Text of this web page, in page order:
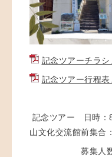
記念ツアーチラ
記念ツアー行程
記念ツアー 日時：
山文化交流館前集合
募集人数：